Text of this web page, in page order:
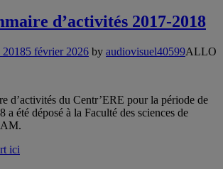
d’activités 2017-2018
20185 février 2026 by audiovisuel40599ALLO
d’activités du Centr’ERE pour la période de
a été déposé à la Faculté des sciences de
ici